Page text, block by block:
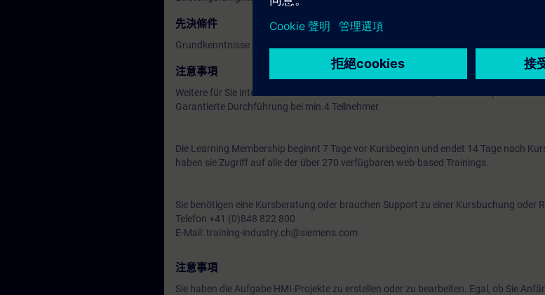
先決條件
Grundkenntnisse der Automatisierungstechnik
注意事項
Weitere für Sie interessante Kurse:
Garantierte Durchführung bei min.4 Teilnehmer
Die Learning Membership beginnt 7 Tage vor Kursbeginn und endet 14 Tage nach
haben sie Zugriff auf alle der über 270 verfügbaren web-based Trainings.
Sie benötigen eine Kursberatung oder brauchen Support zu einer Kursbuchung oder
Telefon +41 (0)848 822 800
E-Mail: training-industry.ch@siemens.com
注意事項
Sie haben die Aufgabe HMI-Projekte zu erstellen oder zu bearbeiten. Egal, ob Sie